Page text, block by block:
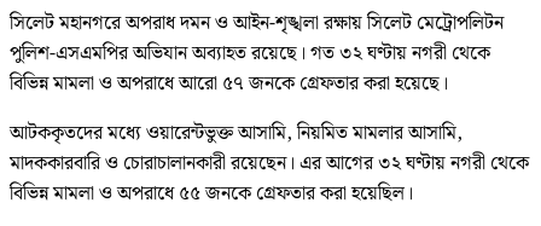
সিলেট মহানগরে অপরাধ দমন ও আইন-শৃঙ্খলা রক্ষায় সিলেট মেট্রোপলিটন
পুলিশ-এসএমপির অভিযান অব্যাহত রয়েছে। গত ৩২ ঘণ্টায় নগরী থেকে
বিভিন্ন মামলা ও অপরাধে আরো ৫৭ জনকে গ্রেফতার করা হয়েছে।
আটককৃতদের মধ্যে ওয়ারেন্টভুক্ত আসামি, নিয়মিত মামলার আসামি,
মাদককারবারি ও চোরাচালানকারী রয়েছেন। এর আগের ৩২ ঘণ্টায় নগরী থেকে
বিভিন্ন মামলা ও অপরাধে ৫৫ জনকে গ্রেফতার করা হয়েছিল।